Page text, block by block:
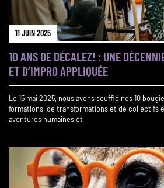
11 JUIN 2025
10 ANS DE DÉCALEZ! : UNE
ET D’IMPRO APPLIQUÉE
Le 15 mai 2025, nous avons soufflé nos 10
formations, de transformations et de collectifs
aventures humaines et